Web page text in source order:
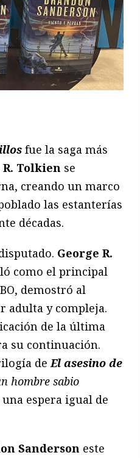
fue la saga más
R. Tolkien se
creando un marco
las estanterías
décadas.
George R.
como el principal
demostró al
adulta y compleja.
de la última
su continuación.
de El asesino de
hombre sabio
espera igual de
Sanderson este